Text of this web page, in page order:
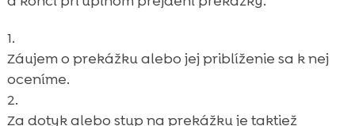
Záujem o prekážku alebo jej priblíženie sa k nej
oceníme.
Za dotyk alebo stup na prekážku je taktiež